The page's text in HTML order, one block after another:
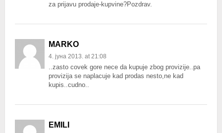
za prijavu prodaje-kupvine?Pozdrav.
MARKO
4. јуна 2013. at 21:08
..zasto covek gore nece da kupuje zbog provizije..pa
provizija se naplacuje kad prodas nesto,ne kad
kupis..cudno..
EMILI